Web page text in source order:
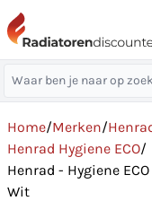
Home/Merken/
Henrad Hygiene ECO/
Henrad - Hygiene
Wit